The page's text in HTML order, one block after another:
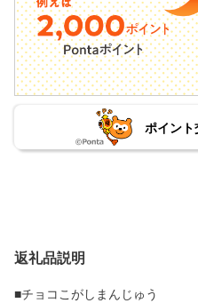
ポイント
返礼品説明
■チョコこがしまんじゅう